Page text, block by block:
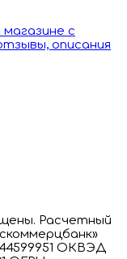
Расчетный
ОКВЭД